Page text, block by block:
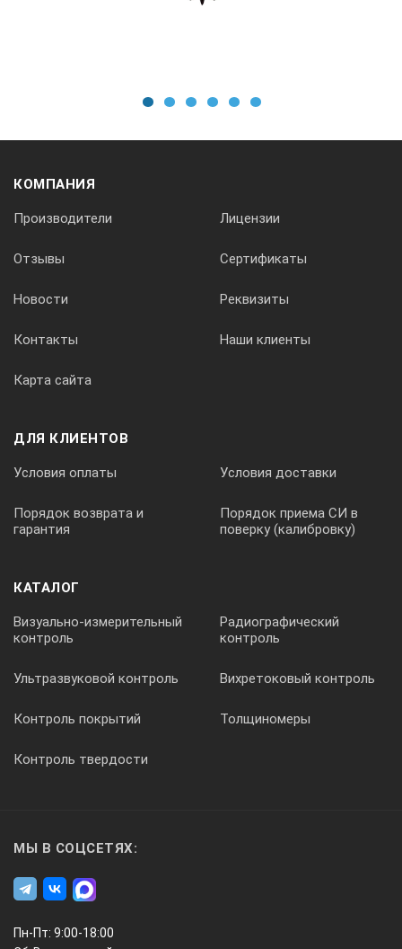
КОМПАНИЯ
Производители Лицензии
Отзывы Сертификаты
Новости Реквизиты
Контакты Наши клиенты
Карта сайта
ДЛЯ КЛИЕНТОВ
Условия оплаты Условия доставки
Порядок возврата и
гарантия
Порядок приема СИ в
поверку (калибровку)
КАТАЛОГ
Визуально-измерительный
контроль
Радиографический
контроль
Ультразвуковой контроль Вихретоковый контроль
Контроль покрытий Толщиномеры
Контроль твердости
МЫ В СОЦСЕТЯХ:
Пн-Пт: 9:00-18:00